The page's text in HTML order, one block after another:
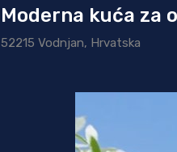
Moderna kuća za
52215 Vodnjan, Hrvatska